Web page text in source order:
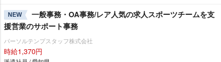
NEW
一般事務・OA事務/レア人気の求人スポーツチームを支
援営業のサポート事務
パーソルテンプスタッフ株式会社
時給1,370円